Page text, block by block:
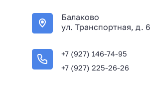
7
Балаково
ул. Транспортная, д.
+7 (927) 146-74-95
+7 (927) 225-26-26